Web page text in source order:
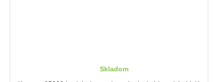
Skladom